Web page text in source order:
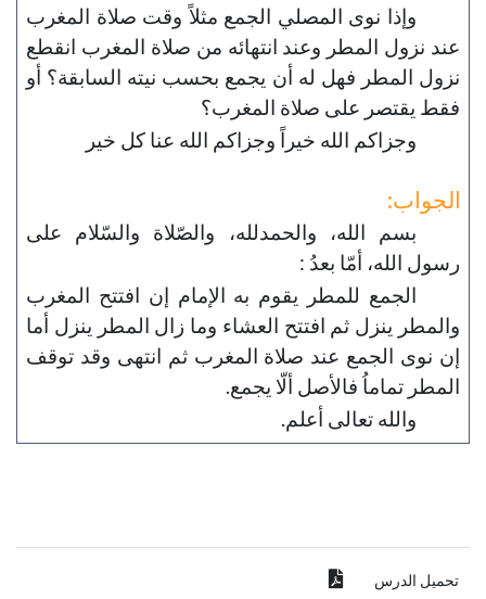
وإذا نوى المصلي الجمع مثلاً وقت صلاة المغرب
عند نزول المطر وعند انتهائه من صلاة المغرب انقطع
نزول المطر فهل له أن يجمع بحسب نيته السابقة؟ أو
فقط يقتصر على صلاة المغرب؟
وجزاكم الله خيراً وجزاكم الله عنا كل خير
الجواب:
بسم الله، والحمدلله، والصّلاة والسّلام على
رسول الله، أمّا بعدُ :
الجمع للمطر يقوم به الإمام إن افتتح المغرب
والمطر ينزل ثم افتتح العشاء وما زال المطر ينزل أما
إن نوى الجمع عند صلاة المغرب ثم انتهى وقد توقف
المطر تماماُ فالأصل ألّا يجمع.
والله تعالى أعلم.
تحميل الدرس